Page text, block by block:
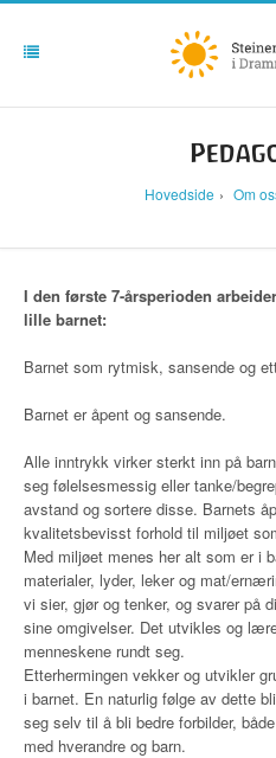
Hovedside Om
I den første 7-årsperioden
lille barnet:
Barnet som rytmisk, sansende og
Barnet er åpent og sansende.
Alle inntrykk virker sterkt inn på
seg følelsesmessig eller tanke/
avstand og sortere disse. Barnets
kvalitetsbevisst forhold til miljøet
Med miljøet menes her alt som er i
materialer, lyder, leker og mat/
vi sier, gjør og tenker, og svarer på
sine omgivelser. Det utvikles og
menneskene rundt seg.
Etterhermingen vekker og utvikler
i barnet. En naturlig følge av dette
seg selv til å bli bedre forbilder,
med hverandre og barn.